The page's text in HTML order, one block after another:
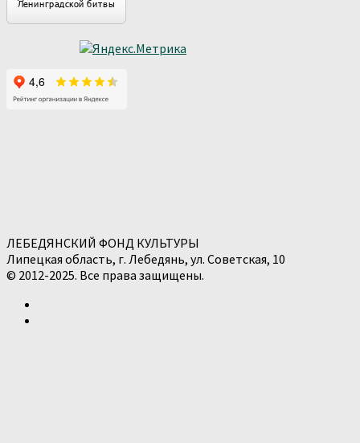
ЛЕБЕДЯНСКИЙ ФОНД КУЛЬТУРЫ
Липецкая область, г. Лебедянь, ул. Советская, 10
© 2012-2025. Все права защищены.